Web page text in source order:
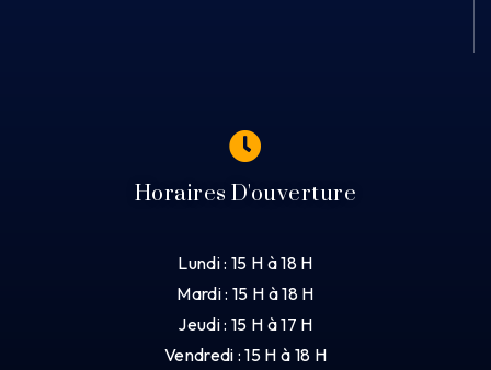
Horaires D'ouverture
Lundi : 15 H à 18 H
Mardi : 15 H à 18 H
Jeudi : 15 H à 17 H
Vendredi : 15 H à 18 H